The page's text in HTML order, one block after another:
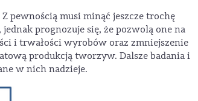
pewnością musi minąć jeszcze trochę
prognozuje się, że pozwolą one na
i trwałości wyrobów oraz zmniejszenie
produkcją tworzyw. Dalsze badania i
w nich nadzieje.